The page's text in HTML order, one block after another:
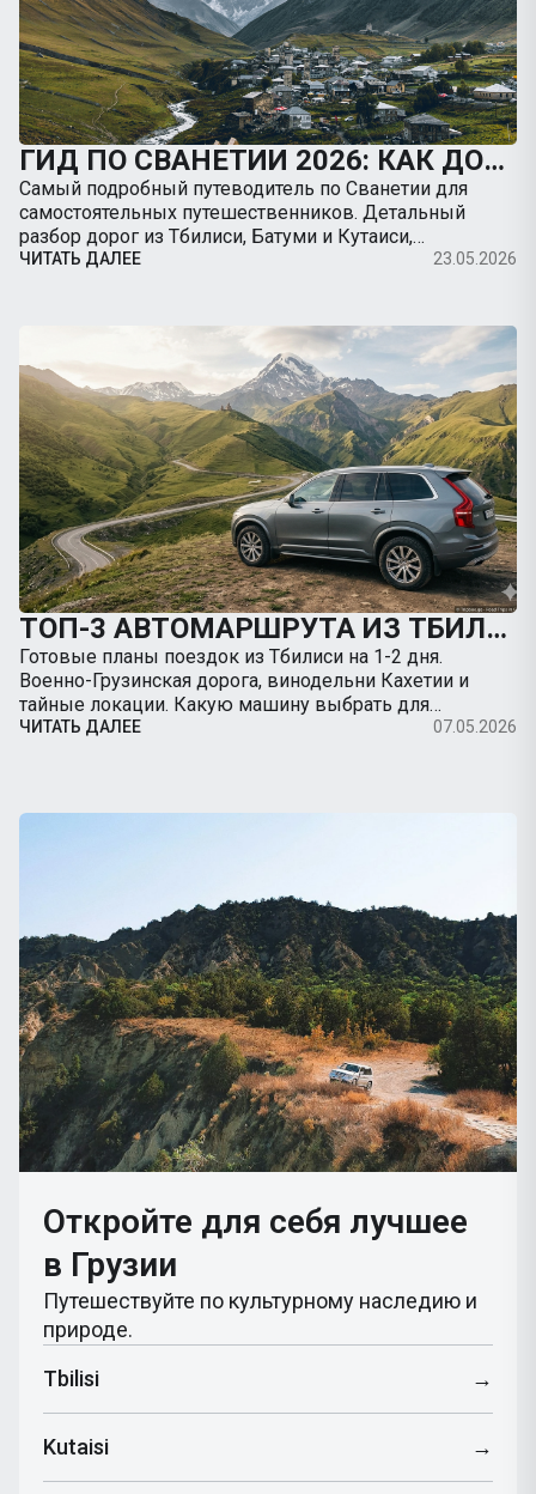
ГИД ПО СВАНЕТИИ 2026: КАК ДОБРАТЬСЯ В МЕСТИЮ НА МАШИНЕ, ДОРОГИ И ЛУЧШИЕ ТРЕККИНГИ
Самый подробный путеводитель по Сванетии для
самостоятельных путешественников. Детальный
разбор дорог из Тбилиси, Батуми и Кутаиси,
безопасность на серпантинах, заправки, цены и
ЧИТАТЬ ДАЛЕЕ 23.05.2026
ТОП-3 АВТОМАРШРУТА ИЗ ТБИЛИСИ НА ВЫХОДНЫЕ: КУДА ПОЕХАТЬ НА МАШИНЕ
Готовые планы поездок из Тбилиси на 1-2 дня.
Военно-Грузинская дорога, винодельни Кахетии и
тайные локации. Какую машину выбрать для
путешествия.
ЧИТАТЬ ДАЛЕЕ 07.05.2026
Откройте для себя лучшее
в Грузии
Путешествуйте по культурному наследию и
природе.
Tbilisi
→
Kutaisi →